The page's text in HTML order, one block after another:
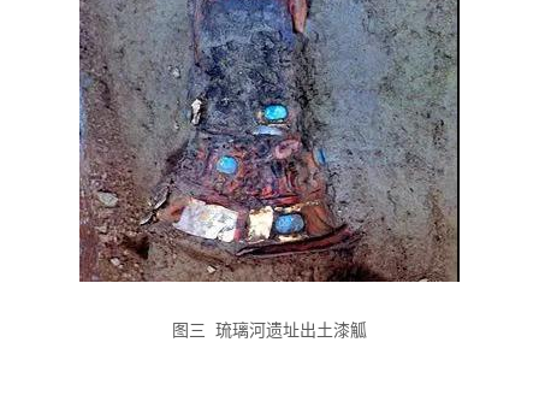
图三 琉璃河遗址出土漆觚